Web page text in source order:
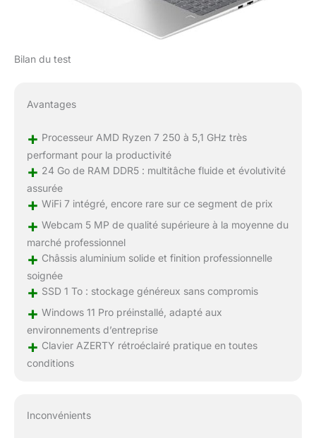
Bilan du test
Avantages
+ Processeur AMD Ryzen 7 250 à 5,1 GHz très
performant pour la productivité
+ 24 Go de RAM DDR5 : multitâche fluide et évolutivité
assurée
+ WiFi 7 intégré, encore rare sur ce segment de prix
+ Webcam 5 MP de qualité supérieure à la moyenne du
marché professionnel
+ Châssis aluminium solide et finition professionnelle
soignée
+ SSD 1 To : stockage généreux sans compromis
+ Windows 11 Pro préinstallé, adapté aux
environnements d’entreprise
+ Clavier AZERTY rétroéclairé pratique en toutes
conditions
Inconvénients